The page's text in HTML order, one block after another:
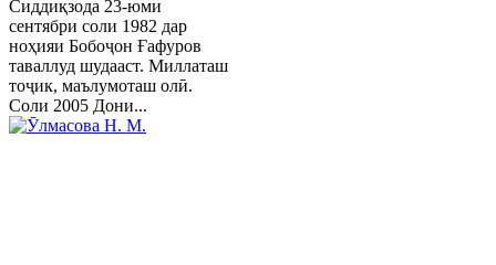
Сиддиқзода 23-юми
сентябри соли 1982 дар
ноҳияи Бобоҷон Ғафуров
таваллуд шудааст. Миллаташ
тоҷик, маълумоташ олӣ.
Соли 2005 Дони...